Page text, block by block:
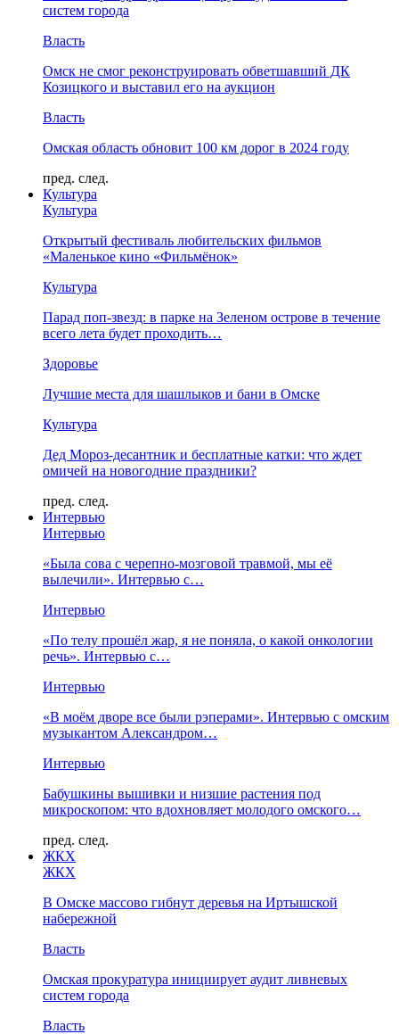
систем города
Власть
Омск не смог реконструировать обветшавший ДК
Козицкого и выставил его на аукцион
Власть
Омская область обновит 100 км дорог в 2024 году
пред. след.
Культура
Культура
Открытый фестиваль любительских фильмов
«Маленькое кино «Фильмёнок»
Культура
Парад поп-звезд: в парке на Зеленом острове в течение
всего лета будет проходить…
Здоровье
Лучшие места для шашлыков и бани в Омске
Культура
Дед Мороз-десантник и бесплатные катки: что ждет
омичей на новогодние праздники?
пред. след.
Интервью
Интервью
«Была сова с черепно-мозговой травмой, мы её
вылечили». Интервью с…
Интервью
«По телу прошёл жар, я не поняла, о какой онкологии
речь». Интервью с…
Интервью
«В моём дворе все были рэперами». Интервью с омским
музыкантом Александром…
Интервью
Бабушкины вышивки и низшие растения под
микроскопом: что вдохновляет молодого омского…
пред. след.
ЖКХ
ЖКХ
В Омске массово гибнут деревья на Иртышской
набережной
Власть
Омская прокуратура инициирует аудит ливневых
систем города
Власть